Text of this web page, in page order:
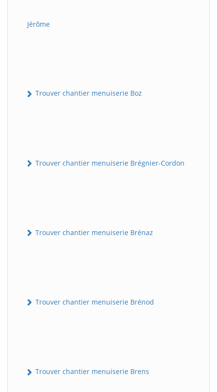
Jérôme
Trouver chantier menuiserie Boz
Trouver chantier menuiserie Brégnier-Cordon
Trouver chantier menuiserie Brénaz
Trouver chantier menuiserie Brénod
Trouver chantier menuiserie Brens